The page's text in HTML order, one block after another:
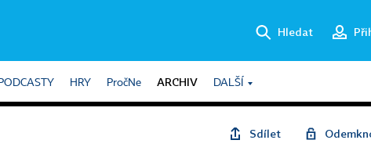
Hledat
PODCASTY HRY PročNe ARCHIV DALŠÍ
Sdílet